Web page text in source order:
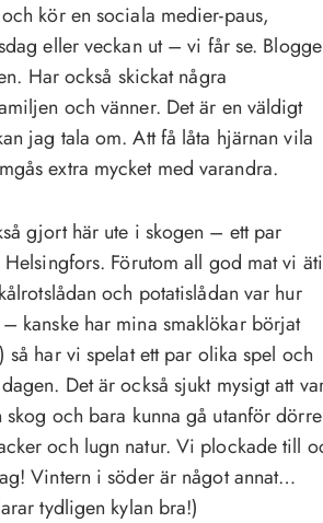
kör en sociala medier-paus,
eller veckan ut – vi får se.
Har också skickat några
och vänner. Det är en väldigt
jag tala om. Att få låta hjärnan vila
extra mycket med varandra.
gjort här ute i skogen – ett par
Förutom all god mat vi
och potatislådan var hur
kanske har mina smaklökar börjat
så har vi spelat ett par olika spel och
Det är också sjukt mysigt att
och bara kunna gå utanför
och lugn natur. Vi plockade till
Vintern i söder är något annat…
tydligen kylan bra!)